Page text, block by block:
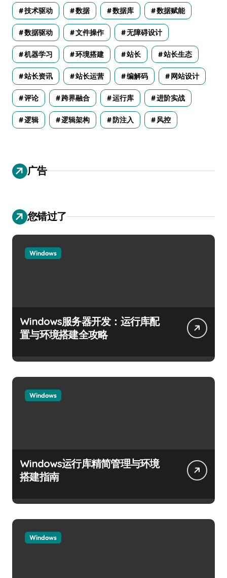
技术驱动 数据 数据库 数据赋能
数据驱动 文件操作 无障碍设计
机器学习 环境搭建 站长 站长生态
站长资讯 站长运营 编解码 网站设计
评论 跨界融合 运行库 进阶实战
逻辑 逻辑架构 防注入 风控
广告
您错过了
Windows
Windows服务器开发：运行库配
置与环境搭建全攻略
Windows
Windows运行库精简管理与环境
搭建指南
Windows